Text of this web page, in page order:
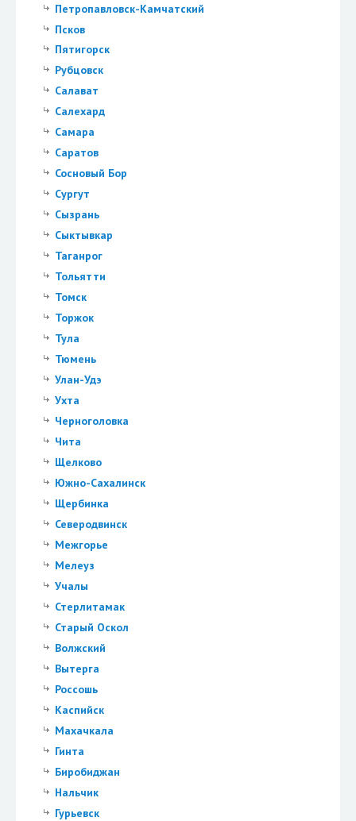
Петропавловск-Камчатский
Псков
Пятигорск
Рубцовск
Салават
Салехард
Самара
Саратов
Сосновый Бор
Сургут
Сызрань
Сыктывкар
Таганрог
Тольятти
Томск
Торжок
Тула
Тюмень
Улан-Удэ
Ухта
Черноголовка
Чита
Щелково
Южно-Сахалинск
Щербинка
Северодвинск
Межгорье
Мелеуз
Учалы
Стерлитамак
Старый Оскол
Волжский
Вытерга
Россошь
Каспийск
Махачкала
Гинта
Биробиджан
Нальчик
Гурьевск